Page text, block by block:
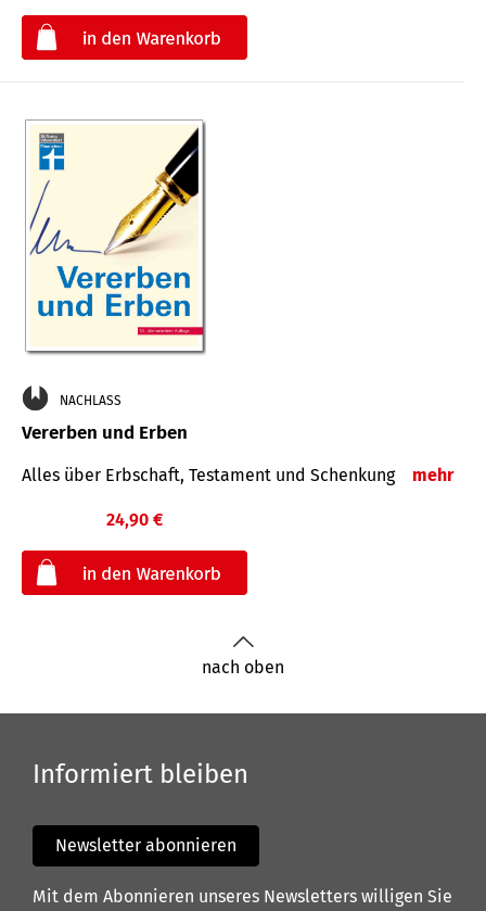
NACHLASS
Vererben und Erben
Alles über Erbschaft, Testament und Schenkung mehr
24,90 €
nach oben
Informiert bleiben
Newsletter abonnieren
Mit dem Abonnieren unseres Newsletters willigen Sie